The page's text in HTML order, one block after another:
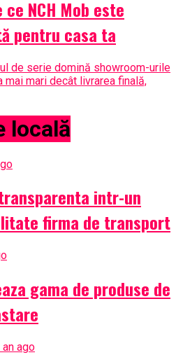
NCH Mob este
pentru casa ta
de serie domină showroom-urile
mari decât livrarea finală,
locală
intr-un
firma de transport
gama de produse de
an ago